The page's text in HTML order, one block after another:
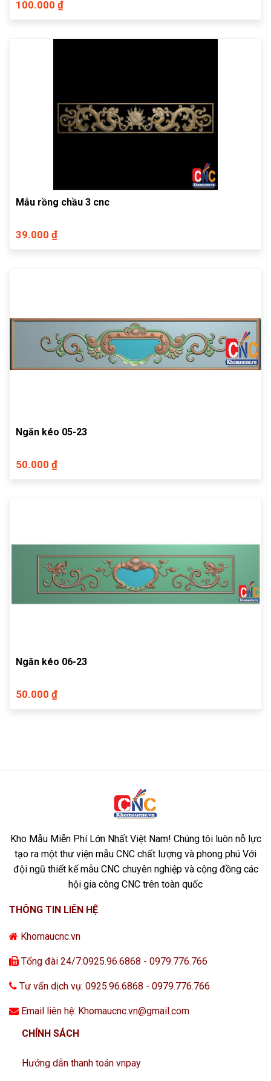
100.000 ₫
Mẫu rồng chầu 3 cnc
39.000 ₫
Ngăn kéo 05-23
50.000 ₫
Ngăn kéo 06-23
50.000 ₫
Kho Mẫu Miễn Phí Lớn Nhất Việt Nam! Chúng tôi luôn nỗ lực
tạo ra một thư viện mẫu CNC chất lượng và phong phú Với
đội ngũ thiết kế mẫu CNC chuyên nghiệp và cộng đồng các
hội gia công CNC trên toàn quốc
THÔNG TIN LIÊN HỆ
Khomaucnc.vn
Tổng đài 24/7:0925.96.6868 - 0979.776.766
Tư vấn dịch vụ: 0925.96.6868 - 0979.776.766
Email liên hệ: Khomaucnc.vn@gmail.com
CHÍNH SÁCH
Hướng dẫn thanh toán vnpay